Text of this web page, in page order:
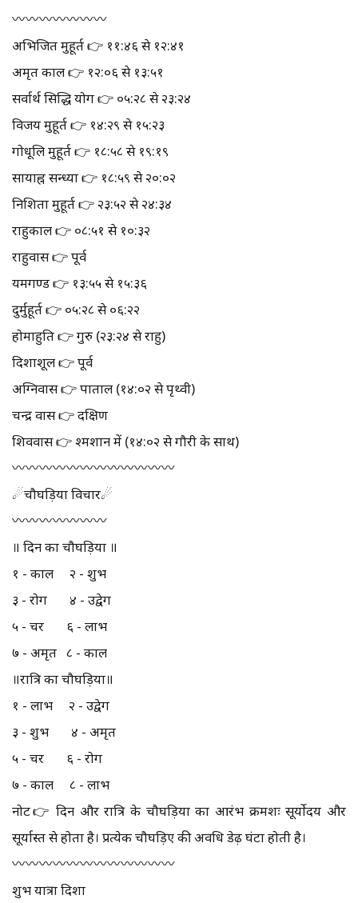
〰️〰️〰️〰️〰️〰️〰️
अभिजित मुहूर्त 👉 ११:४६ से १२:४१
अमृत काल 👉 १२:०६ से १३:५१
सर्वार्थ सिद्धि योग 👉 ०५:२८ से २३:२४
विजय मुहूर्त 👉 १४:२९ से १५:२३
गोधूलि मुहूर्त 👉 १८:५८ से १९:१९
सायाह्न सन्ध्या 👉 १८:५९ से २०:०२
निशिता मुहूर्त 👉 २३:५२ से २४:३४
राहुकाल 👉 ०८:५१ से १०:३२
राहुवास 👉 पूर्व
यमगण्ड 👉 १३:५५ से १५:३६
दुर्मुहूर्त 👉 ०५:२८ से ०६:२२
होमाहुति 👉 गुरु (२३:२४ से राहु)
दिशाशूल 👉 पूर्व
अग्निवास 👉 पाताल (१४:०२ से पृथ्वी)
चन्द्र वास 👉 दक्षिण
शिववास 👉 श्मशान में (१४:०२ से गौरी के साथ)
〰️〰️〰️〰️〰️〰️〰️〰️〰️〰️〰️〰️
☄चौघड़िया विचार☄
〰️〰️〰️〰️〰️〰️〰️
॥ दिन का चौघड़िया ॥
१ - काल २ - शुभ
३ - रोग ४ - उद्वेग
५ - चर ६ - लाभ
७ - अमृत ८ - काल
॥रात्रि का चौघड़िया॥
१ - लाभ २ - उद्वेग
३ - शुभ ४ - अमृत
५ - चर ६ - रोग
७ - काल ८ - लाभ
नोट👉 दिन और रात्रि के चौघड़िया का आरंभ क्रमशः सूर्योदय और
सूर्यास्त से होता है। प्रत्येक चौघड़िए की अवधि डेढ़ घंटा होती है।
〰️〰️〰️〰️〰️〰️〰️〰️〰️〰️〰️〰️
शुभ यात्रा दिशा